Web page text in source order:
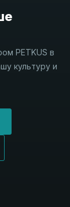
PETKUS в
культуру и